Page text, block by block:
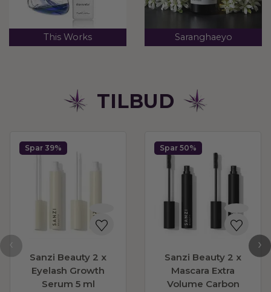
This Works Saranghaeyo
TILBUD
Spar 39%
Sanzi Beauty 2 x
Eyelash Growth
Serum 5 ml
Spar 50%
Sanzi Beauty 2 x
Mascara Extra
Volume Carbon
‹ ›